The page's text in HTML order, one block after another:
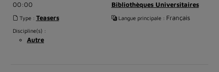
00:00
Bibliothèques Universitaires
Type : Teasers Langue principale : Français
Discipline(s) :
Autre